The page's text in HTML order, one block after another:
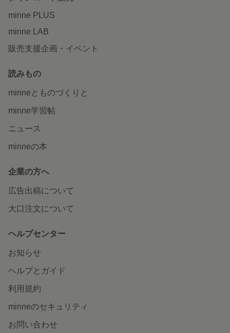
minne PLUS
minne LAB
販売支援企画・イベント
読みもの
minneとものづくりと
minne学習帖
ニュース
minneの本
企業の方へ
広告出稿について
大口注文について
ヘルプセンター
お知らせ
ヘルプとガイド
利用規約
minneのセキュリティ
お問い合わせ